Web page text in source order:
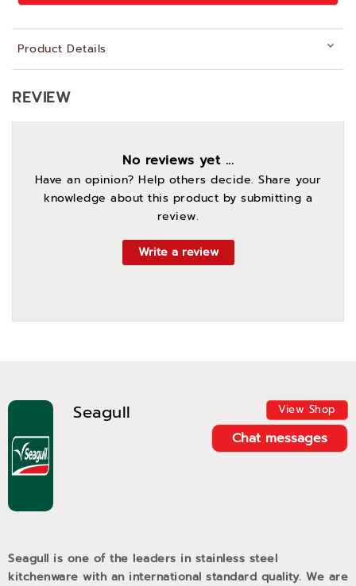
Product Details
Seagull View Shop
Chat messages
Seagull is one of the leaders in stainless steel
kitchenware with an international standard quality. We are
REVIEW
No reviews yet ...
Have an opinion? Help others decide. Share your
knowledge about this product by submitting a
review.
Write a review